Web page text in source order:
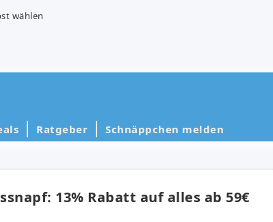
wählen
Ratgeber Schnäppchen melden
13% Rabatt auf alles ab 59€